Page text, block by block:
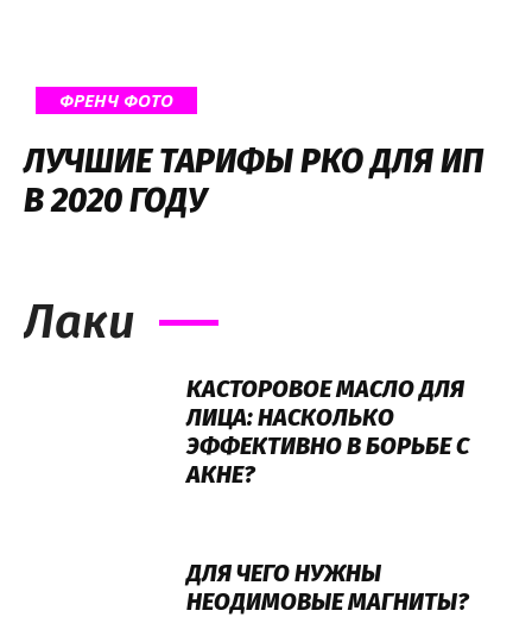
ФРЕНЧ ФОТО
ЛУЧШИЕ ТАРИФЫ РКО ДЛЯ ИП
В 2020 ГОДУ
Лаки
КАСТОРОВОЕ МАСЛО ДЛЯ
ЛИЦА: НАСКОЛЬКО
ЭФФЕКТИВНО В БОРЬБЕ С
АКНЕ?
ДЛЯ ЧЕГО НУЖНЫ
НЕОДИМОВЫЕ МАГНИТЫ?